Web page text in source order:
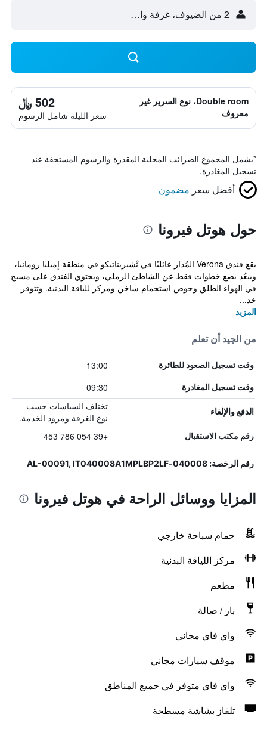
2 من الضيوف، غرفة واحدة
Double room، نوع السرير غير
معروف
502 ﷼
سعر الليلة شامل الرسوم
*يشمل المجموع الضرائب المحلية المقدرة والرسوم المستحقة عند
تسجيل المغادرة.
أفضل سعر مضمون
حول هوتل فيرونا
يقع فندق Verona المُدار عائليًا في تْشيزيناتيكو في منطقة إميليا رومانيا،
ويبعُد بضع خطوات فقط عن الشاطئ الرملي، ويحتوي الفندق على مسبح
في الهواء الطلق وحوض استحمام ساخن ومركز للياقة البدنية. وتتوفر
خد...
المزيد
من الجيد أن تعلم
وقت تسجيل الصعود للطائرة 13:00
وقت تسجيل المغادرة 09:30
الدفع والإلغاء
تختلف السياسات حسب
نوع الغرفة ومزود الخدمة.
رقم مكتب الاستقبال +39 054 786 453
رقم الرخصة: 040008-AL-00091, IT040008A1MPLBP2LF
المزايا ووسائل الراحة في هوتل فيرونا
حمام سباحة خارجي
مركز اللياقة البدنية
مطعم
بار / صالة
واي فاي مجاني
موقف سيارات مجاني
واي فاي متوفر في جميع المناطق
تلفاز بشاشة مسطحة